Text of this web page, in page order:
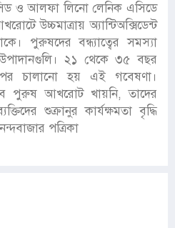
ও আলফা লিনো লেনিক এসিডে
উচ্চমাত্রায় অ্যান্টিঅক্সিডেন্ট
পুরুষদের বন্ধ্যাত্বের সমস্যা
২১ থেকে ৩৫ বছর
চালানো হয় এই গবেষণা।
পুরুষ আখরোট খায়নি, তাদের
শুক্রানুর কার্যক্ষমতা বৃদ্ধি
পত্রিকা